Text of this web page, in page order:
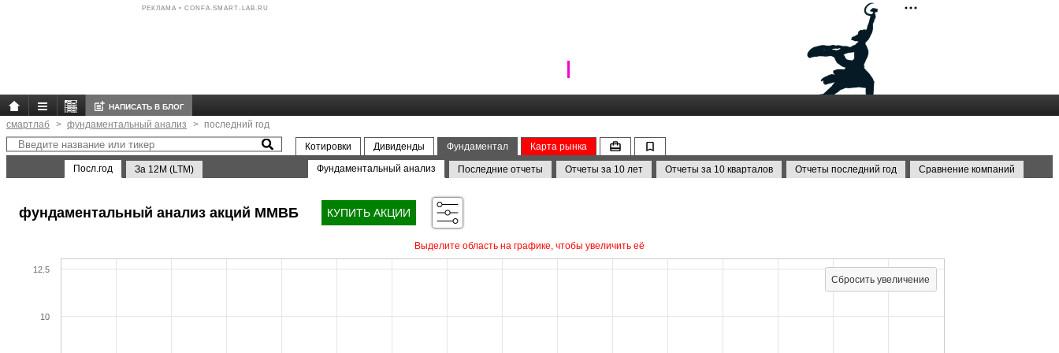
РЕКЛАМА • CONFA.SMART-LAB.RU
НАПИСАТЬ В БЛОГ
смартлаб фундаментальный анализ
последний год
Котировки
Дивиденды Фундаментал
Карта рынка
Посл.год
За 12M (LTM) Фундаментальный анализ Последние отчеты Отчеты за 10 лет Отчеты за 10 кварталов Отчеты последний год Сравнение компаний
фундаментальный анализ акций ММВБ КУПИТЬ АКЦИИ
Выделите область на графике, чтобы увеличить её
Сбросить увеличение
10
12.5